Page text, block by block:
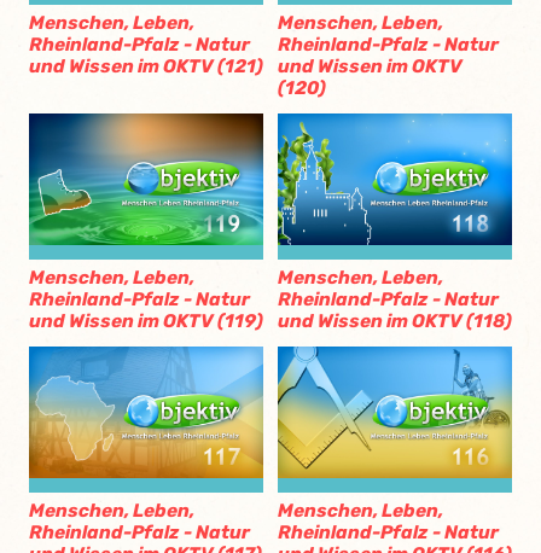
Menschen, Leben,
Rheinland-Pfalz - Natur
und Wissen im OKTV (121)
Menschen, Leben,
Rheinland-Pfalz - Natur
und Wissen im OKTV
(120)
Menschen, Leben,
Rheinland-Pfalz - Natur
und Wissen im OKTV (119)
Menschen, Leben,
Rheinland-Pfalz - Natur
und Wissen im OKTV (118)
Menschen, Leben,
Rheinland-Pfalz - Natur
Menschen, Leben,
Rheinland-Pfalz - Natur